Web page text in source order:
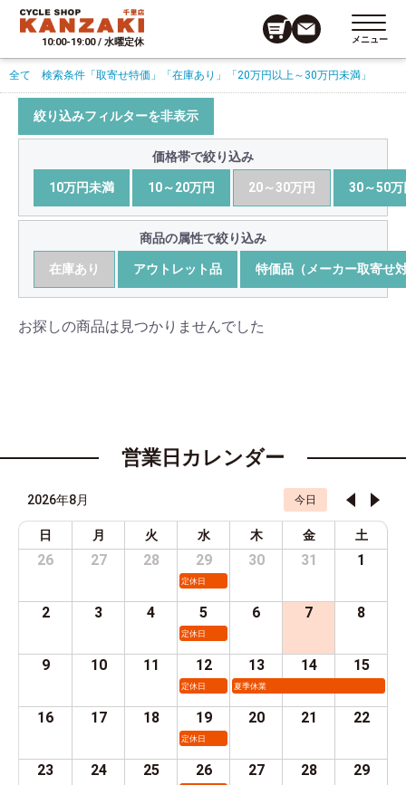
10:00-19:00 / 水曜定休 メニュー
全て 検索条件 「取寄せ特価」 「在庫あり」 「20万円以上～30万円未満」
絞り込みフィルターを非表示
価格帯で絞り込み
10万円未満 10～20万円 20～30万円 30～50万
商品の属性で絞り込み
在庫あり アウトレット品 特価品（メーカー取寄せ
お探しの商品は見つかりませんでした
営業日カレンダー
2026年8月 今日
日 月 火 水 木 金 土
26 27 28 29
定休日
30 31 1
2 3 4 5
定休日
6 7 8
9 10 11 12
定休日
13
夏季休業
14 15
16 17 18 19
定休日
20 21 22
23 24 25 26 27 28 29